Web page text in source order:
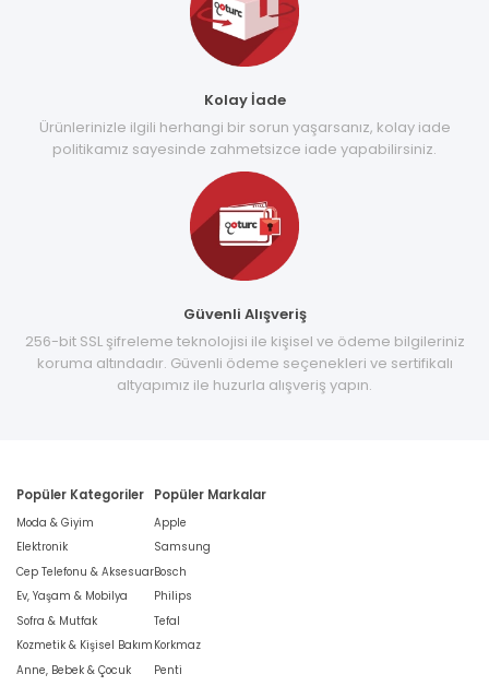
Kolay İade
Ürünlerinizle ilgili herhangi bir sorun yaşarsanız, kolay iade
politikamız sayesinde zahmetsizce iade yapabilirsiniz.
Güvenli Alışveriş
256-bit SSL şifreleme teknolojisi ile kişisel ve ödeme bilgileriniz
koruma altındadır. Güvenli ödeme seçenekleri ve sertifikalı
altyapımız ile huzurla alışveriş yapın.
Popüler Kategoriler
Moda & Giyim
Elektronik
Cep Telefonu & Aksesuar
Ev, Yaşam & Mobilya
Sofra & Mutfak
Kozmetik & Kişisel Bakım
Anne, Bebek & Çocuk
Popüler Markalar
Apple
Samsung
Bosch
Philips
Tefal
Korkmaz
Penti